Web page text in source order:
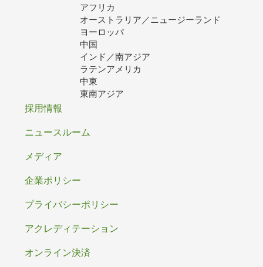
アフリカ
オーストラリア／ニュージーランド
ヨーロッパ
中国
インド／南アジア
ラテンアメリカ
中東
東南アジア
フ
ッ
タ
ー
採用情報
ニュースルーム
メディア
企業ポリシー
プライバシーポリシー
アクレディテーション
オンライン決済